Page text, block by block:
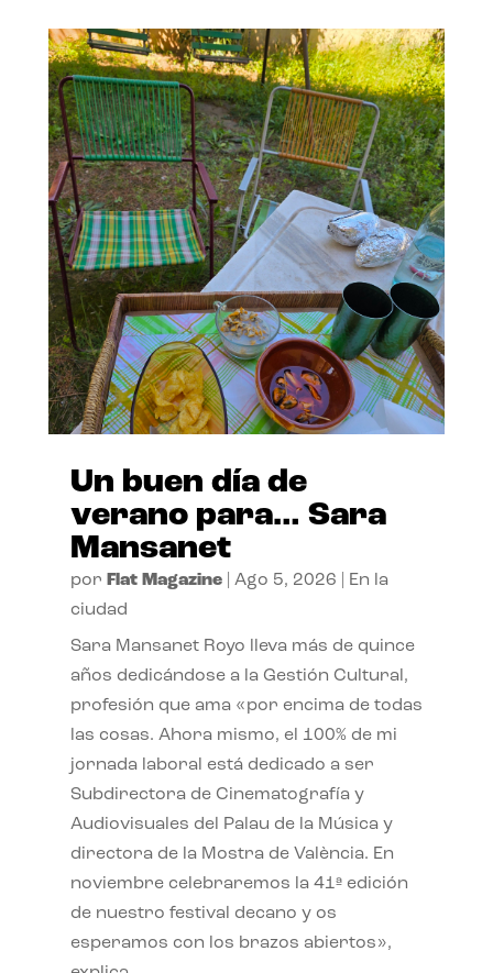
Un buen día de
verano para… Sara
Mansanet
por Flat Magazine| Ago 5, 2026
En la
ciudad
Sara Mansanet Royo lleva más de quince
años dedicándose a la Gestión Cultural,
profesión que ama «por encima de todas
las cosas. Ahora mismo, el 100% de mi
jornada laboral está dedicado a ser
Subdirectora de Cinematografía y
Audiovisuales del Palau de la Música y
directora de la Mostra de València. En
noviembre celebraremos la 41ª edición
de nuestro festival decano y os
esperamos con los brazos abiertos»,